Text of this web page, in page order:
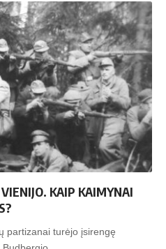
KAIP KAIMYNAI
partizanai turėjo įsirengę